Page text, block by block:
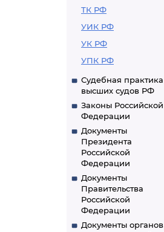
ТК РФ
УИК РФ
УК РФ
УПК РФ
Судебная практика
высших судов РФ
Законы Российской
Федерации
Документы
Президента
Российской
Федерации
Документы
Правительства
Российской
Федерации
Документы органов